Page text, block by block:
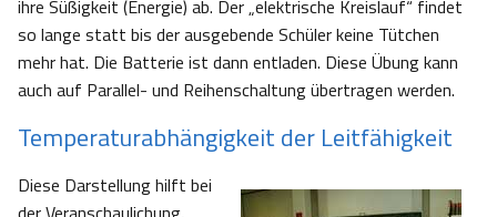
ihre Süßigkeit (Energie) ab. Der „elektrische Kreislauf“ findet
so lange statt bis der ausgebende Schüler keine Tütchen
mehr hat. Die Batterie ist dann entladen. Diese Übung kann
auch auf Parallel- und Reihenschaltung übertragen werden.
Temperaturabhängigkeit der Leitfähigkeit
Diese Darstellung hilft bei